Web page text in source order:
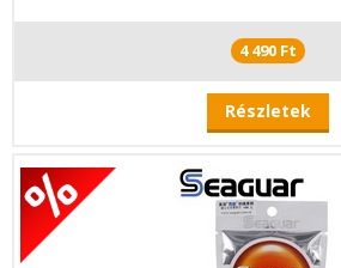
4 490 Ft
Részletek